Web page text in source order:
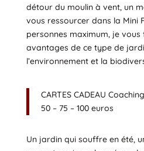
détour du moulin à vent, un
vous ressourcer dans la Mini
personnes maximum, je
avantages de ce type de
l’environnement et la
CARTES CADEAU
50 – 75 – 100 euros
Un jardin qui souffre en été,